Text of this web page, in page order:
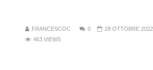
FRANCESCOC 0
28 OTTOBRE 2022
463 VIEWS